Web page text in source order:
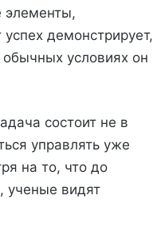
элементы,
демонстрирует,
условиях он
состоит не в
управлять уже
на то, что до
ученые видят